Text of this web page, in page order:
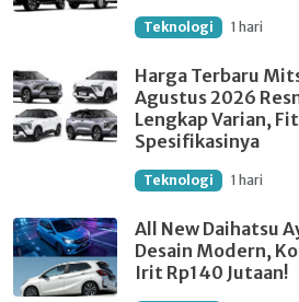
Teknologi 1 hari
Harga Terbaru
Agustus 2026
Lengkap Varian,
Spesifikasinya
Teknologi 1 hari
All New Daihatsu
Desain Modern,
Irit Rp140 Jutaan!